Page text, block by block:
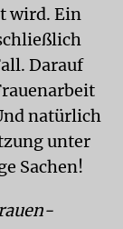
wird. Ein
Darauf
natürlich
unter
Sachen!